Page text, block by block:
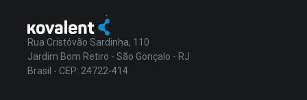
Rua Cristóvão Sardinha, 110
Jardim Bom Retiro - São Gonçalo - RJ
Brasil - CEP: 24722-414